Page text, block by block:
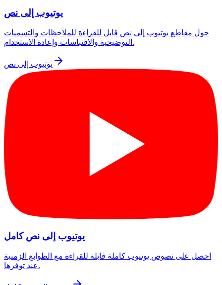
يوتيوب إلى نص
حول مقاطع يوتيوب إلى نص قابل للقراءة للملاحظات والتسميات
التوضيحية والاقتباسات وإعادة الاستخدام.
يوتيوب إلى نص
يوتيوب إلى نص كامل
احصل على نصوص يوتيوب كاملة قابلة للقراءة مع الطوابع الزمنية
عند توفرها.